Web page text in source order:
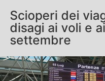
Scioperi dei
disagi ai voli e
settembre